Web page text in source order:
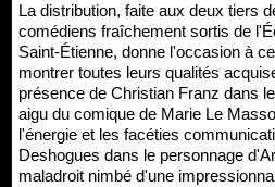
La distribution, faite aux deux tiers de comédiennes et de
comédiens fraîchement sortis de
Saint-Étienne, donne l'occasion à
montrer toutes leurs qualités
présence de Christian Franz dans
aigu du comique de Marie Le
l'énergie et les facéties
Deshogues dans le personnage
maladroit nimbé d'une